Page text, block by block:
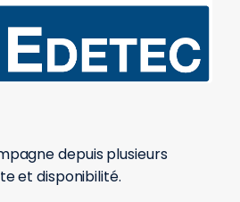
depuis plusieurs
et disponibilité.